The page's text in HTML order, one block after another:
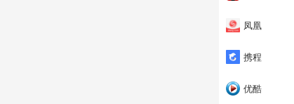
凤凰
携程
优酷